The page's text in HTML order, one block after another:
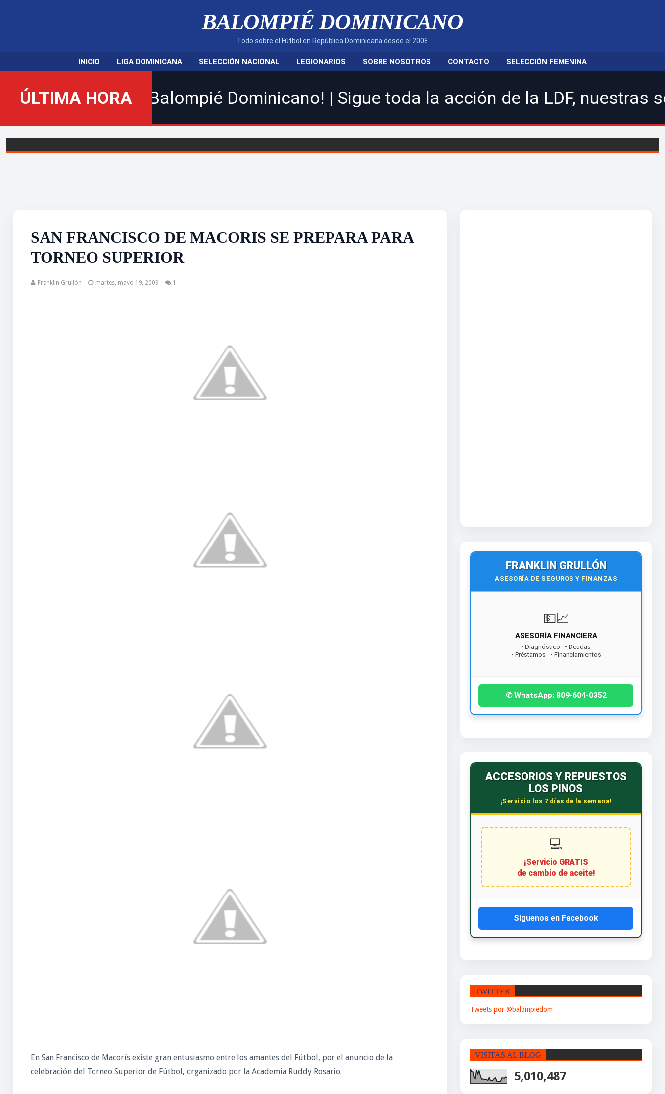
BALOMPIÉ DOMINICANO
Todo sobre el Fútbol en República Dominicana desde el 2008
INICIO LIGA DOMINICANA SELECCIÓN NACIONAL LEGIONARIOS SOBRE NOSOTROS CONTACTO SELECCIÓN FEMENINA
ÚLTIMA HORA
nuevo Balompié Dominicano! | Sigue toda la acción de la LDF, nuestras
SAN FRANCISCO DE MACORIS SE PREPARA PARA
TORNEO SUPERIOR
Franklin Grullón martes, mayo 19, 2009 1
En San Francisco de Macorís existe gran entusiasmo entre los amantes del Fútbol, por el anuncio de la
celebración del Torneo Superior de Fútbol, organizado por la Academia Ruddy Rosario.
FRANKLIN GRULLÓN
ASESORÍA DE SEGUROS Y FINANZAS
💵📈
ASESORÍA FINANCIERA
• Diagnóstico • Deudas
• Préstamos • Financiamientos
¡Contáctanos hoy!
✆ WhatsApp: 809-604-0352
ACCESORIOS Y REPUESTOS
LOS PINOS
¡Servicio los 7 días de la semana!
💻
¡Servicio GRATIS
de cambio de aceite!
Síguenos en Facebook
TWITTER
Tweets por @balompiedom
VISITAS AL BLOG
5,010,487